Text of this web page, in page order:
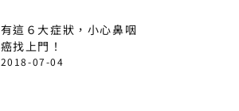
有這６大症狀，小心鼻咽
癌找上門！
2018-07-04